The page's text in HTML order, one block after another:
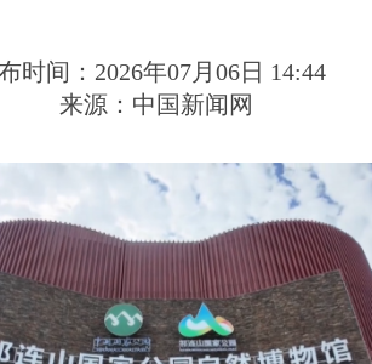
时间： 2026年07月06日 14:44
来源： 中国新闻网